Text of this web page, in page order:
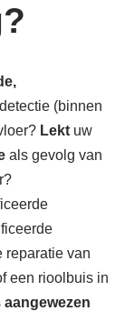
(binnen
Lekt uw
als gevolg van
reparatie van
een rioolbuis in
aangewezen